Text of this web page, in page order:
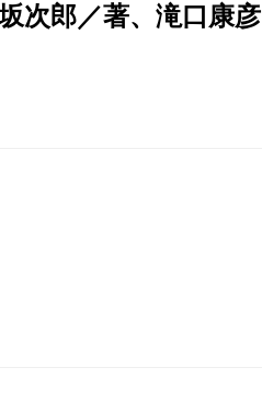
次郎／著、滝口康彦